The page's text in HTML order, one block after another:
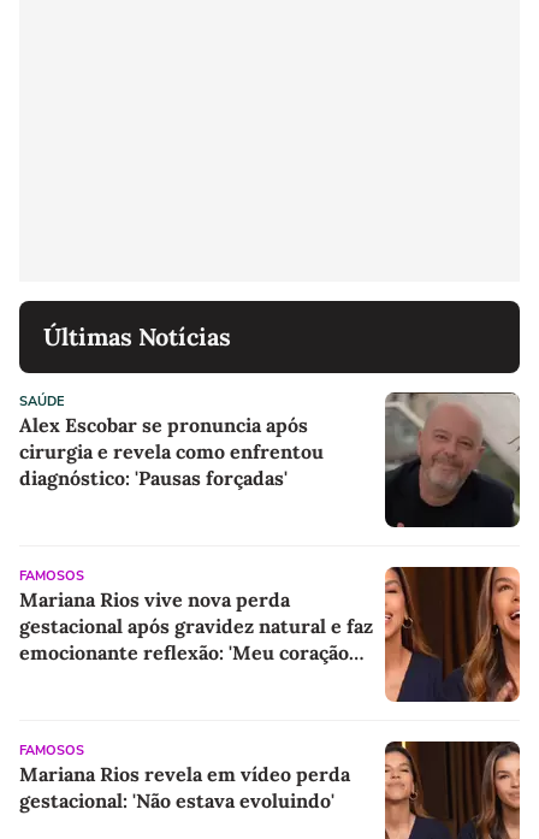
Últimas Notícias
SAÚDE
Alex Escobar se pronuncia após
cirurgia e revela como enfrentou
diagnóstico: 'Pausas forçadas'
FAMOSOS
Mariana Rios vive nova perda
gestacional após gravidez natural e faz
emocionante reflexão: 'Meu coração
FAMOSOS
Mariana Rios revela em vídeo perda
gestacional: 'Não estava evoluindo'